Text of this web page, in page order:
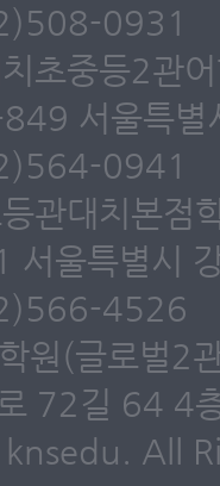
0931
초중등2관
서울특별
0941
관대치본
울특별시
4526
학원(글로벌
로 72길 64
All